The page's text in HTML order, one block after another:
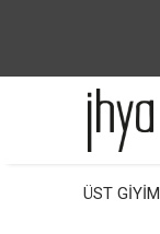
ÜST GİYİM